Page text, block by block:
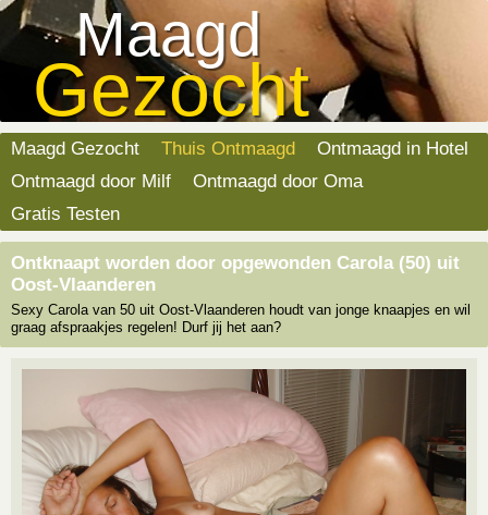
Maagd
Gezocht
Maagd Gezocht Thuis Ontmaagd
Ontmaagd in Hotel
Ontmaagd door Milf
Ontmaagd door Oma
Gratis Testen
Ontknaapt worden door opgewonden Carola (50) uit
Oost-Vlaanderen
Sexy Carola van 50 uit Oost-Vlaanderen houdt van jonge knaapjes en wil
graag afspraakjes regelen! Durf jij het aan?